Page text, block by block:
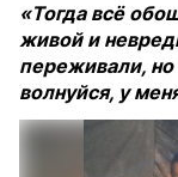
«Тогда всё
живой и
переживали, но
волнуйся, у